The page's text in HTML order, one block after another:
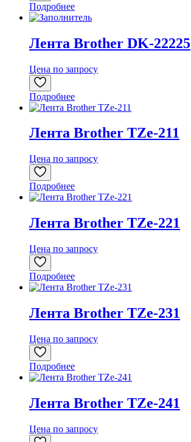
Подробнее
Лента Brother DK-22225
Цена по запросу
Подробнее
Лента Brother TZe-211
Цена по запросу
Подробнее
Лента Brother TZe-221
Цена по запросу
Подробнее
Лента Brother TZe-231
Цена по запросу
Подробнее
Лента Brother TZe-241
Цена по запросу